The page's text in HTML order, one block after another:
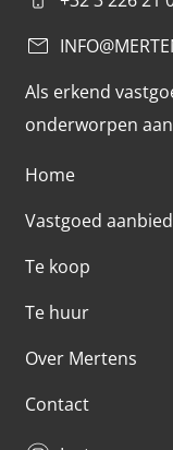
Als erkend
onderworpen
Home
Vastgoed
Te koop
Te huur
Over Mertens
Contact